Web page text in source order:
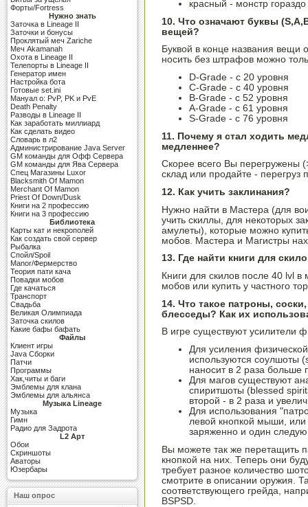
Форты/Fortress
Нужно знать
Заточка в Lineage II
Заточки и бонусы
Проклятый меч Zariche
Меч Akamanah
Охота в Lineage II
Телепорты в Lineage II
Генератор имен
Настройка бота
Готовые set.ini
Мануал о: PvP, PK и PvE
Death Penalty
Разводы в Lineage II
Как заработать миллиард
Как сделать видео
Словарь в л2
Администрирование Java Server
GM команды для Офф Сервера
GM команды для Ява Сервера
Cпец Магазины Luxor
Blacksmith Of Mamon
Merchant Of Mamon
Priest Of Down/Dusk
Книги на 2 профессию
Книги на 3 профессию
Библиотека
Карты кат и некрополей
Как создать свой сервер
Рыбалка
Спойл/Spoil
Manor/Фермерство
Теория пати кача
Повадки мобов
Где качаться
Транспорт
Свадьба
Великая Олимпиада
Заточка скилов
Какие бафы бафать
Файлы
Клиент игры
Java Сборки
Патчи
Программы
Хак,читы и баги
Эмблемы для клана
Эмблемы для альянса
Музыка Lineage
Музыка
Гимн
Радио для Задрота
L2 Арт
Обои
Скриншоты
Аваторы
Юзербары
Наш опрос
красный - монстр
10. Что означают буквы
вещей?
Буквой в конце названия вещи
носить без штрафов можно
D-Grade - с 20 уровня
C-Grade - с 40 уровня
B-Grade - с 52 уровня
A-Grade - с 61 уровня
S-Grade - с 76 уровня
11. Почему я стал ходить
медленнее?
Скорее всего Вы перегружены
склад или продайте - перегруз
12. Как учить заклинания?
Нужно найти в Мастера (для
учить скиллы, для некоторых
амулеты), которые можно
мобов. Мастера и Магистры
13. Где найти книги для
Книги для скилов после 40 lvl
мобов или купить у частного
14. Что такое патроны,
блесседы? Как их
В игре существуют усилители
Для усиления
используются соулшоты
наносит в 2 раза больше
Для магов существуют
спиритшоты (blessed
второй - в 2 раза и
Для использования
левой кнопкой мыши,
заряженно и один
Вы можете так же перетащить
кнопкой на них. Теперь они
требует разное количество
смотрите в описании оружия.
соответствующего грейда,
BSPSD.